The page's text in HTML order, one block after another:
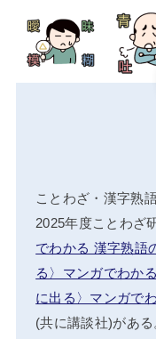
ことわざ・漢字熟
2025年度ことわざ
でわかる 漢字熟語
る〉マンガでわか
に出る〉マンガで
(共に講談社)があ